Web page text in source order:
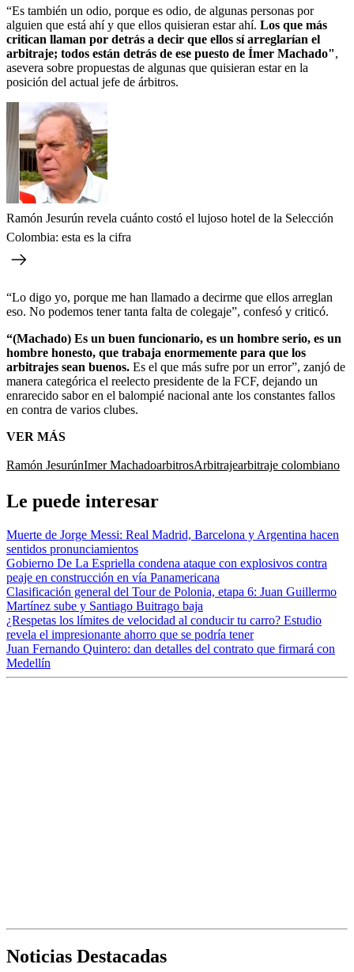
“Es también un odio, porque es odio, de algunas personas por
alguien que está ahí y que ellos quisieran estar ahí. Los que más
critican llaman por detrás a decir que ellos sí arreglarían el
arbitraje; todos están detrás de ese puesto de Ímer Machado",
asevera sobre propuestas de algunas que quisieran estar en la
posición del actual jefe de árbitros.
Ramón Jesurún revela cuánto costó el lujoso hotel de la Selección
Colombia: esta es la cifra
“Lo digo yo, porque me han llamado a decirme que ellos arreglan
eso. No podemos tener tanta falta de colegaje”, confesó y criticó.
“(Machado) Es un buen funcionario, es un hombre serio, es un
hombre honesto, que trabaja enormemente para que los
arbitrajes sean buenos. Es el que más sufre por un error”, zanjó de
manera categórica el reelecto presidente de la FCF, dejando un
enrarecido sabor en el balompié nacional ante los constantes fallos
en contra de varios clubes.
VER MÁS
Ramón JesurúnImer MachadoarbitrosArbitrajearbitraje colombiano
Le puede interesar
Muerte de Jorge Messi: Real Madrid, Barcelona y Argentina hacen
sentidos pronunciamientos
Gobierno De La Espriella condena ataque con explosivos contra
peaje en construcción en vía Panamericana
Clasificación general del Tour de Polonia, etapa 6: Juan Guillermo
Martínez sube y Santiago Buitrago baja
¿Respetas los límites de velocidad al conducir tu carro? Estudio
revela el impresionante ahorro que se podría tener
Juan Fernando Quintero: dan detalles del contrato que firmará con
Medellín
Noticias Destacadas